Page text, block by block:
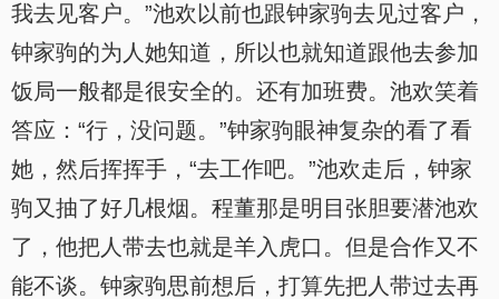
我去见客户。”池欢以前也跟钟家驹去见过客户，
钟家驹的为人她知道，所以也就知道跟他去参加
饭局一般都是很安全的。还有加班费。池欢笑着
答应：“行，没问题。”钟家驹眼神复杂的看了看
她，然后挥挥手，“去工作吧。”池欢走后，钟家
驹又抽了好几根烟。程董那是明目张胆要潜池欢
了，他把人带去也就是羊入虎口。但是合作又不
能不谈。钟家驹思前想后，打算先把人带过去再